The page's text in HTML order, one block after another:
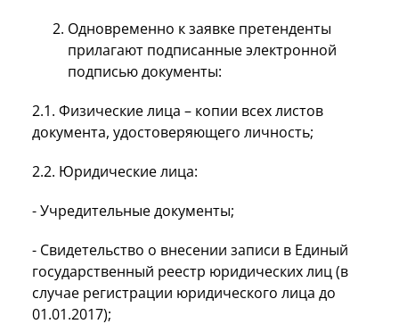
Одновременно к заявке претенденты
прилагают подписанные электронной
подписью документы:
2.1. Физические лица – копии всех листов
документа, удостоверяющего личность;
2.2. Юридические лица:
- Учредительные документы;
- Свидетельство о внесении записи в Единый
государственный реестр юридических лиц (в
случае регистрации юридического лица до
01.01.2017);